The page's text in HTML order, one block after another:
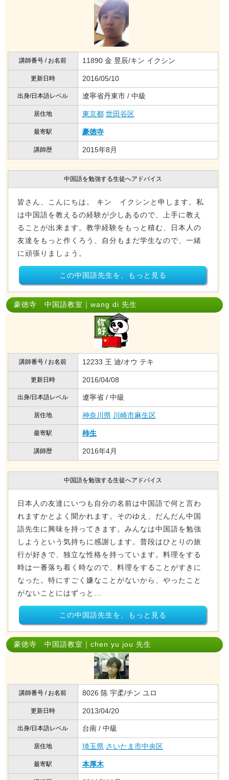
講師番号 / お名前 11890 金 昱辰/キン イクシン
更新日時 2016/05/10
出身/日本語レベル 遼寧省丹東市 / 中級
居住地 東京都 世田谷区
最寄駅 豪徳寺
講師歴 2015年8月
中国語を勉強する生徒へアドバイス
皆さん、こんにちは。 キン イクシンと申します。私
は中国語を教えるの経験が少しあるので、上手に教え
ることが出来ます。教学経験をもっと積む、日本人の
友達をもっと作くろう、自分もまだ学生なので、一緒
に頑張りましょう。
この中国語先生を、もっと見る
豪徳寺 中国語教室｜wang di 先生
講師番号 / お名前 12233 王 迪/オウ テキ
更新日時 2016/04/08
出身/日本語レベル 遼寧省 / 中級
居住地 神奈川県 川崎市麻生区
最寄駅 柿生
講師歴 2016年4月
中国語を勉強する生徒へアドバイス
日本人の友達にいつも自分の名前は中国語で何と言わ
れますかとよく聞かれます。そのゆえ、だんだん中国
語先生に興味を持ってきます。みんなは中国語を勉強
しようという気持ちに感謝します。普段はひとりの旅
行が好きで、独立な性格を持っています。料理をする
時は一番落ち着く時なので、料理をすることがすきに
なった。特にすごく嫌なことがないから、やったこと
がないことにはずっと...
この中国語先生を、もっと見る
豪徳寺 中国語教室｜chen yu jou 先生
講師番号 / お名前 8026 陈 宇柔/チン ユロ
更新日時 2013/04/20
出身/日本語レベル 台南 / 中級
居住地 埼玉県 さいたま市中央区
最寄駅 本厚木